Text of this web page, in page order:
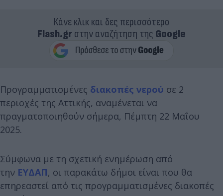
Κάνε κλικ και δες περισσότερο
Flash.grστην αναζήτηση της Google
Προγραμματισμένες διακοπές νερού σε 2
περιοχές της Αττικής, αναμένεται να
πραγματοποιηθούν σήμερα, Πέμπτη 22 Μαΐου
2025.
Σύμφωνα με τη σχετική ενημέρωση από
την ΕΥΔΑΠ, οι παρακάτω δήμοι είναι που θα
επηρεαστεί από τις προγραμματισμένες διακοπές